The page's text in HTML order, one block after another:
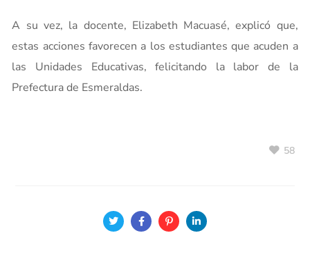
A su vez, la docente, Elizabeth Macuasé, explicó que,
estas acciones favorecen a los estudiantes que acuden a
las Unidades Educativas, felicitando la labor de la
Prefectura de Esmeraldas.
58